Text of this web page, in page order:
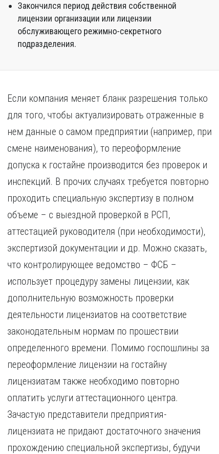
Закончился период действия собственной
лицензии организации или лицензии
обслуживающего режимно-секретного
подразделения.
Если компания меняет бланк разрешения только
для того, чтобы актуализировать отраженные в
нем данные о самом предприятии (например, при
смене наименования), то переоформление
допуска к гостайне производится без проверок и
инспекций. В прочих случаях требуется повторно
проходить специальную экспертизу в полном
объеме – с выездной проверкой в РСП,
аттестацией руководителя (при необходимости),
экспертизой документации и др. Можно сказать,
что контролирующее ведомство – ФСБ –
использует процедуру замены лицензии, как
дополнительную возможность проверки
деятельности лицензиатов на соответствие
законодательным нормам по прошествии
определенного времени. Помимо госпошлины за
переоформление лицензии на гостайну
лицензиатам также необходимо повторно
оплатить услуги аттестационного центра.
Зачастую представители предприятия-
лицензиата не придают достаточного значения
прохождению специальной экспертизы, будучи